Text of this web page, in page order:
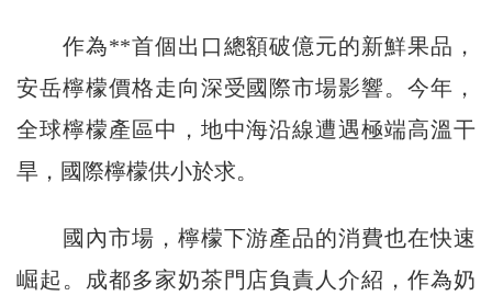
作為**首個出口總額破億元的新鮮果品，
安岳檸檬價格走向深受國際市場影響。今年，
全球檸檬產區中，地中海沿線遭遇極端高溫干
旱，國際檸檬供小於求。
國內市場，檸檬下游產品的消費也在快速
崛起。成都多家奶茶門店負責人介紹，作為奶